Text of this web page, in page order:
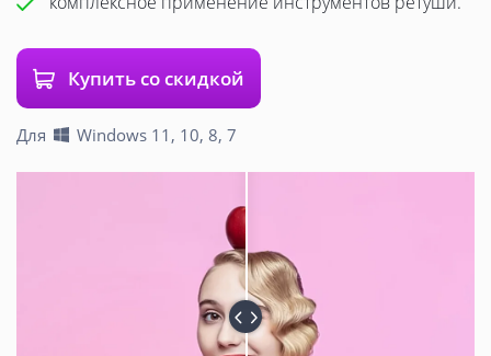
Купить со скидкой
Для Windows 11, 10, 8, 7